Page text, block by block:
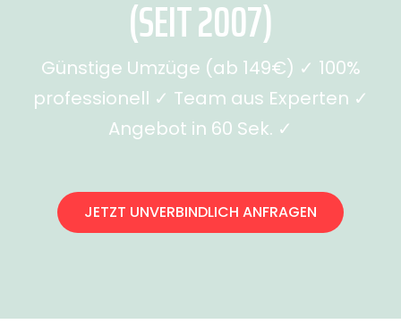
(SEIT 2007)
Günstige Umzüge (ab 149€) ✓ 100%
professionell ✓ Team aus Experten ✓
Angebot in 60 Sek. ✓
JETZT UNVERBINDLICH ANFRAGEN